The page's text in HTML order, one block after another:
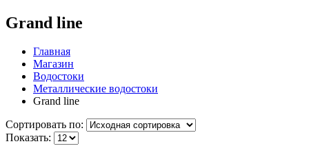
Grand line
Главная
Магазин
Водостоки
Металлические водостоки
Grand line
Сортировать по:
Показать: